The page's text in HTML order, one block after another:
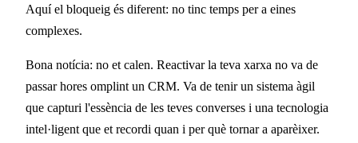
Aquí el bloqueig és diferent: no tinc temps per a eines
complexes.
Bona notícia: no et calen. Reactivar la teva xarxa no va de
passar hores omplint un CRM. Va de tenir un sistema àgil
que capturi l'essència de les teves converses i una tecnologia
intel·ligent que et recordi quan i per què tornar a aparèixer.